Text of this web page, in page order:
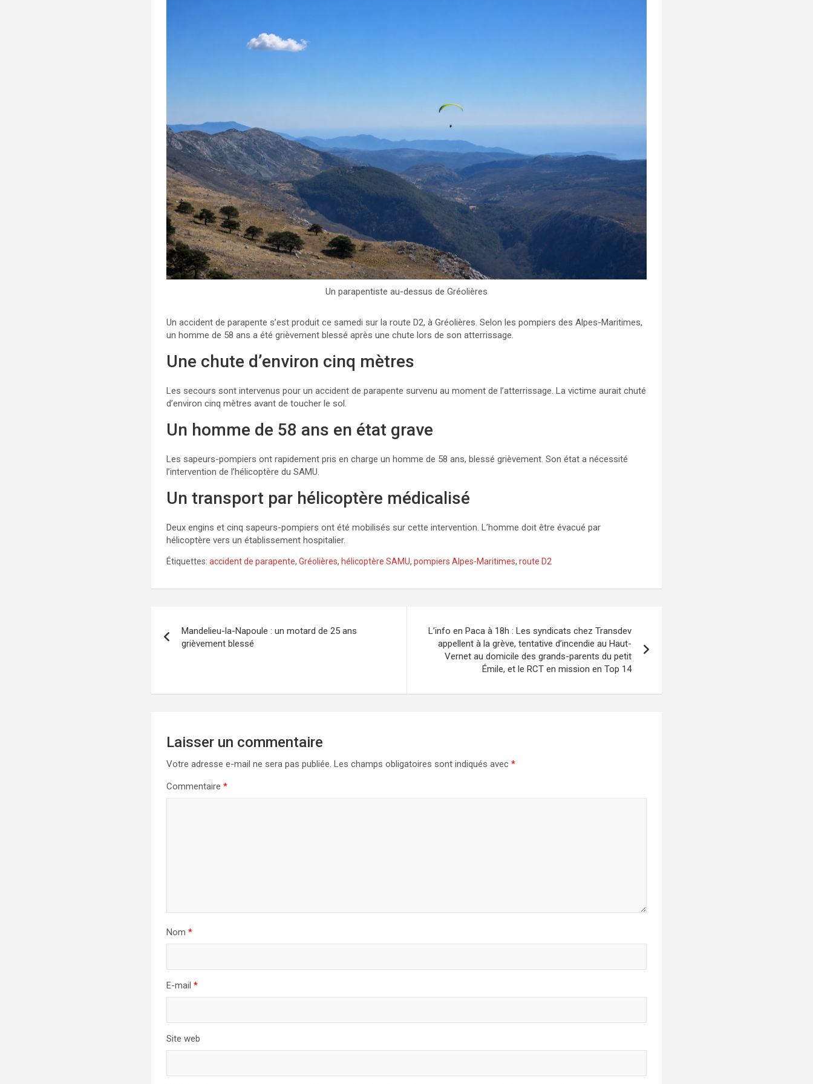
Un parapentiste au-dessus de Gréolières
Un accident de parapente s’est produit ce samedi sur la route D2, à Gréolières. Selon les pompiers des Alpes-Maritimes,
un homme de 58 ans a été grièvement blessé après une chute lors de son atterrissage.
Une chute d’environ cinq mètres
Les secours sont intervenus pour un accident de parapente survenu au moment de l’atterrissage. La victime aurait chuté
d’environ cinq mètres avant de toucher le sol.
Un homme de 58 ans en état grave
Les sapeurs-pompiers ont rapidement pris en charge un homme de 58 ans, blessé grièvement. Son état a nécessité
l’intervention de l’hélicoptère du SAMU.
Un transport par hélicoptère médicalisé
Deux engins et cinq sapeurs-pompiers ont été mobilisés sur cette intervention. L’homme doit être évacué par
hélicoptère vers un établissement hospitalier.
Étiquettes: accident de parapente,Gréolières, hélicoptère SAMU,pompiers Alpes-Maritimes,route D2
de
Mandelieu-la-Napoule : un motard de 25 ans
grièvement blessé
L’info en Paca à 18h : Les syndicats chez Transdev
appellent à la grève, tentative d’incendie au Haut-
Vernet au domicile des grands-parents du petit
Émile, et le RCT en mission en Top 14
Laisser un commentaire
Votre adresse e-mail ne sera pas publiée. Les champs obligatoires sont indiqués avec*
Commentaire*
Nom*
E-mail*
Site web